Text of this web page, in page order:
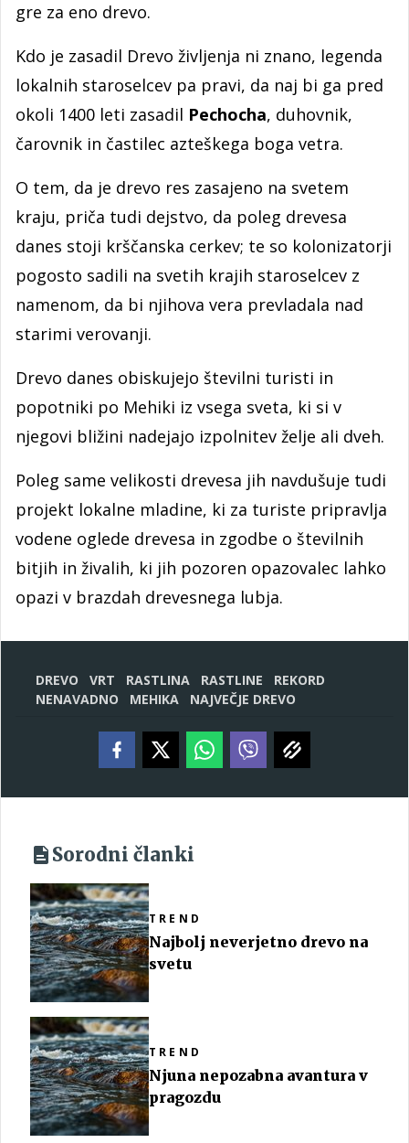
gre za eno drevo.
Kdo je zasadil Drevo življenja ni znano, legenda
lokalnih staroselcev pa pravi, da naj bi ga pred
okoli 1400 leti zasadil Pechocha, duhovnik,
čarovnik in častilec azteškega boga vetra.
O tem, da je drevo res zasajeno na svetem
kraju, priča tudi dejstvo, da poleg drevesa
danes stoji krščanska cerkev; te so kolonizatorji
pogosto sadili na svetih krajih staroselcev z
namenom, da bi njihova vera prevladala nad
starimi verovanji.
Drevo danes obiskujejo številni turisti in
popotniki po Mehiki iz vsega sveta, ki si v
njegovi bližini nadejajo izpolnitev želje ali dveh.
Poleg same velikosti drevesa jih navdušuje tudi
projekt lokalne mladine, ki za turiste pripravlja
vodene oglede drevesa in zgodbe o številnih
bitjih in živalih, ki jih pozoren opazovalec lahko
opazi v brazdah drevesnega lubja.
DREVO VRT RASTLINA RASTLINE
REKORD
NENAVADNO
MEHIKA NAJVEČJE DREVO
Sorodni članki
TREND
Najbolj neverjetno drevo na
svetu
TREND
Njuna nepozabna avantura v
pragozdu